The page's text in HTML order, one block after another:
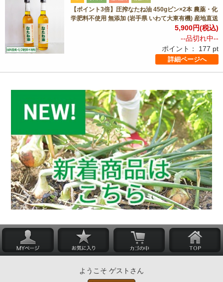
【ポイント3倍】圧搾なたね油 450gビン×2本 農薬・化
学肥料不使用 無添加 (岩手県 いわて大東有機) 産地直送
5,900円(税込)
--品切れ中--
ポイント： 177 pt
詳細ページへ
ようこそ ゲストさん